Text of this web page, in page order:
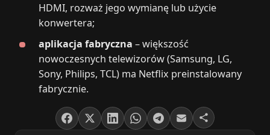
HDMI, rozważ jego wymianę lub użycie
konwertera;
aplikacja fabryczna – większość
nowoczesnych telewizorów (Samsung, LG,
Sony, Philips, TCL) ma Netflix preinstalowany
fabrycznie.